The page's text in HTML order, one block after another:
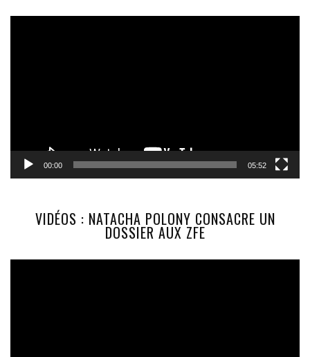
00:00 05:52
VIDÉOS : NATACHA POLONY CONSACRE UN
DOSSIER AUX ZFE